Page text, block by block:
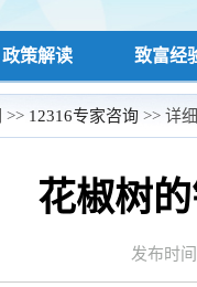
政策解读 致富经
>> 12316专家咨询 >> 详
花椒树
发布时